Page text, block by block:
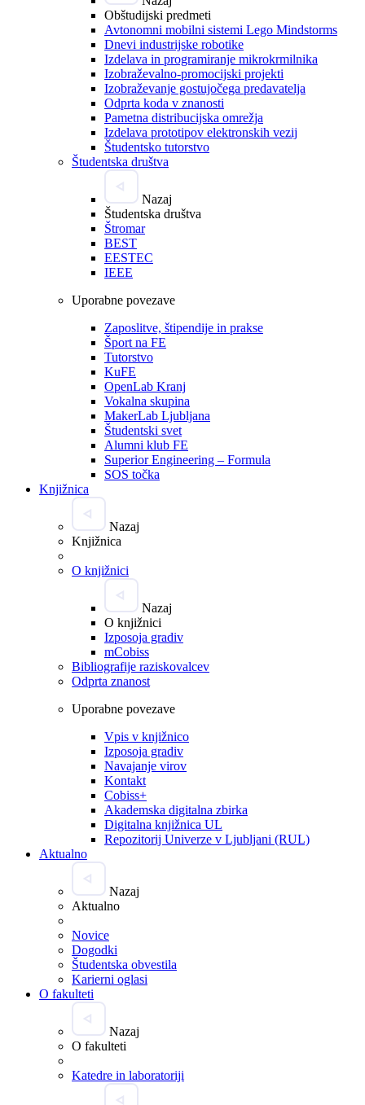
Obštudijski predmeti
Avtonomni mobilni sistemi Lego Mindstorms
Dnevi industrijske robotike
Izdelava in programiranje mikrokrmilnika
Izobraževalno-promocijski projekti
Izobraževanje gostujočega predavatelja
Odprta koda v znanosti
Pametna distribucijska omrežja
Izdelava prototipov elektronskih vezij
Študentsko tutorstvo
Študentska društva
Nazaj
Študentska društva
Štromar
BEST
EESTEC
IEEE
Uporabne povezave
Zaposlitve, štipendije in prakse
Šport na FE
Tutorstvo
KuFE
OpenLab Kranj
Vokalna skupina
MakerLab Ljubljana
Študentski svet
Alumni klub FE
Superior Engineering – Formula
SOS točka
Knjižnica
Nazaj
Knjižnica
O knjižnici
Nazaj
O knjižnici
Izposoja gradiv
mCobiss
Bibliografije raziskovalcev
Odprta znanost
Uporabne povezave
Vpis v knjižnico
Izposoja gradiv
Navajanje virov
Kontakt
Cobiss+
Akademska digitalna zbirka
Digitalna knjižnica UL
Repozitorij Univerze v Ljubljani (RUL)
Aktualno
Nazaj
Aktualno
Novice
Dogodki
Študentska obvestila
Karierni oglasi
O fakulteti
Nazaj
O fakulteti
Katedre in laboratoriji